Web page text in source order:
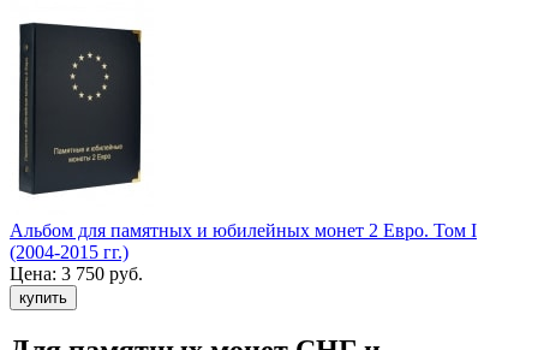
Альбом для памятных и юбилейных монет 2 Евро. Том I
(2004-2015 гг.)
Цена: 3 750 руб.